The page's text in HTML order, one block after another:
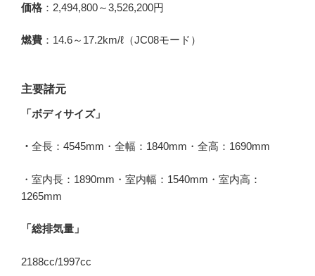
価格 ：2,494,800～3,526,200円
燃費 ：14.6～17.2km/ℓ（JC08モード）
主要諸元
「ボディサイズ」
・ 全長：4545mm・全幅：1840mm・全高：1690mm
・室内長：1890mm・室内幅：1540mm・室内高：
1265mm
「総排気量」
2188cc/1997cc